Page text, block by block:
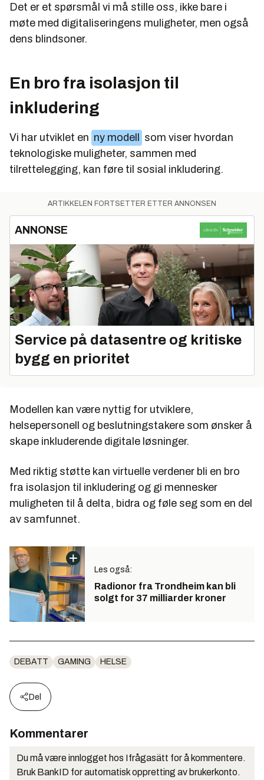
Det er et spørsmål vi må stille oss, ikke bare i
møte med digitaliseringens muligheter, men også
dens blindsoner.
En bro fra isolasjon til
inkludering
Vi har utviklet en ny modell som viser hvordan
teknologiske muligheter, sammen med
tilrettelegging, kan føre til sosial inkludering.
ARTIKKELEN FORTSETTER ETTER ANNONSEN
ANNONSE
Service på datasentre og kritiske
bygg en prioritet
Modellen kan være nyttig for utviklere,
helsepersonell og beslutningstakere som ønsker å
skape inkluderende digitale løsninger.
Med riktig støtte kan virtuelle verdener bli en bro
fra isolasjon til inkludering og gi mennesker
muligheten til å delta, bidra og føle seg som en del
av samfunnet.
Les også:
Radionor fra Trondheim kan bli
solgt for 37 milliarder kroner
DEBATT GAMING HELSE
Del
Kommentarer
Du må være innlogget hos Ifrågasätt for å kommentere.
Bruk BankID for automatisk oppretting av brukerkonto.